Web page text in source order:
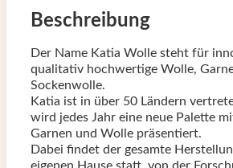
Beschreibung
Der Name Katia Wolle steht für
qualitativ hochwertige Wolle,
Sockenwolle.
Katia ist in über 50 Ländern
wird jedes Jahr eine neue Palette
Garnen und Wolle präsentiert.
Dabei findet der gesamte
eigenen Hause statt, von der